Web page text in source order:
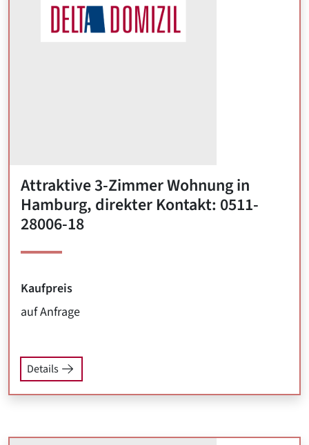
Attraktive 3-Zimmer Wohnung in
Hamburg, direkter Kontakt: 0511-
28006-18
Kaufpreis
auf Anfrage
Details